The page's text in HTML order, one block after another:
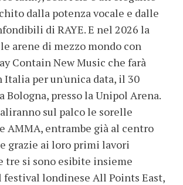
dalla potenza vocale e dalle
di RAYE. E nel 2026 la
arene di mezzo mondo con
Contain New Music che farà
Italia per un'unica data, il 30
Bologna, presso la Unipol Arena.
sul palco le sorelle
AMMA, entrambe già al centro
grazie ai loro primi lavori
tre si sono esibite insieme
festival londinese All Points East,